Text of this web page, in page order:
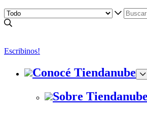
Escribinos!
Conocé Tiendanube
Sobre Tiendanube